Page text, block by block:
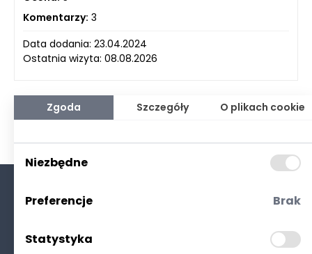
Komentarzy: 3
Data dodania: 23.04.2024
Ostatnia wizyta: 08.08.2026
Polityka prywatności
Zgoda Szczegóły O plikach cookie
Niezbędne
Preferencje Brak
Statystyka